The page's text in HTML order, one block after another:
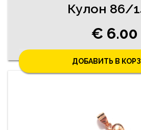
Кулон 86/
€ 6.00
ДОБАВИТЬ В